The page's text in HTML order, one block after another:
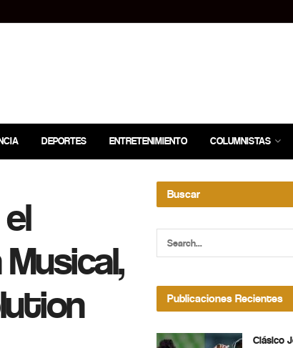
DEPORTES ENTRETENIMIENTO COLUMNISTAS
Buscar
Publicaciones Recientes
Clásico